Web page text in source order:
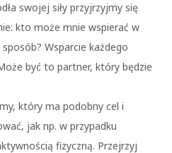
swojej siły przyjrzyjmy się
kto może mnie wspierać w
Wsparcie każdego
być to partner, który będzie
który ma podobny cel i
jak np. w przypadku
fizyczną. Przejrzyj